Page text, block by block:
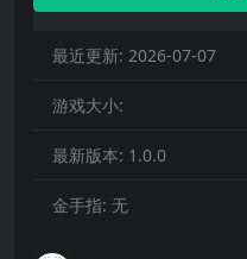
最近更新: 2026-07-07
游戏大小:
最新版本: 1.0.0
金手指: 无